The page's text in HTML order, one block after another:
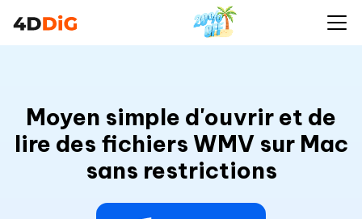
Moyen simple d'ouvrir et de
lire des fichiers WMV sur Mac
sans restrictions